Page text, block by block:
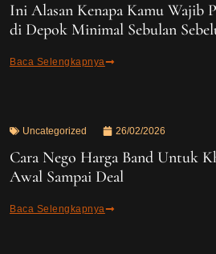
Ini Alasan Kenapa Kamu Wajib
di Depok Minimal Sebulan
Baca Selengkapnya
Uncategorized 26/02/2026
Cara Nego Harga Band Untuk
Awal Sampai Deal
Baca Selengkapnya